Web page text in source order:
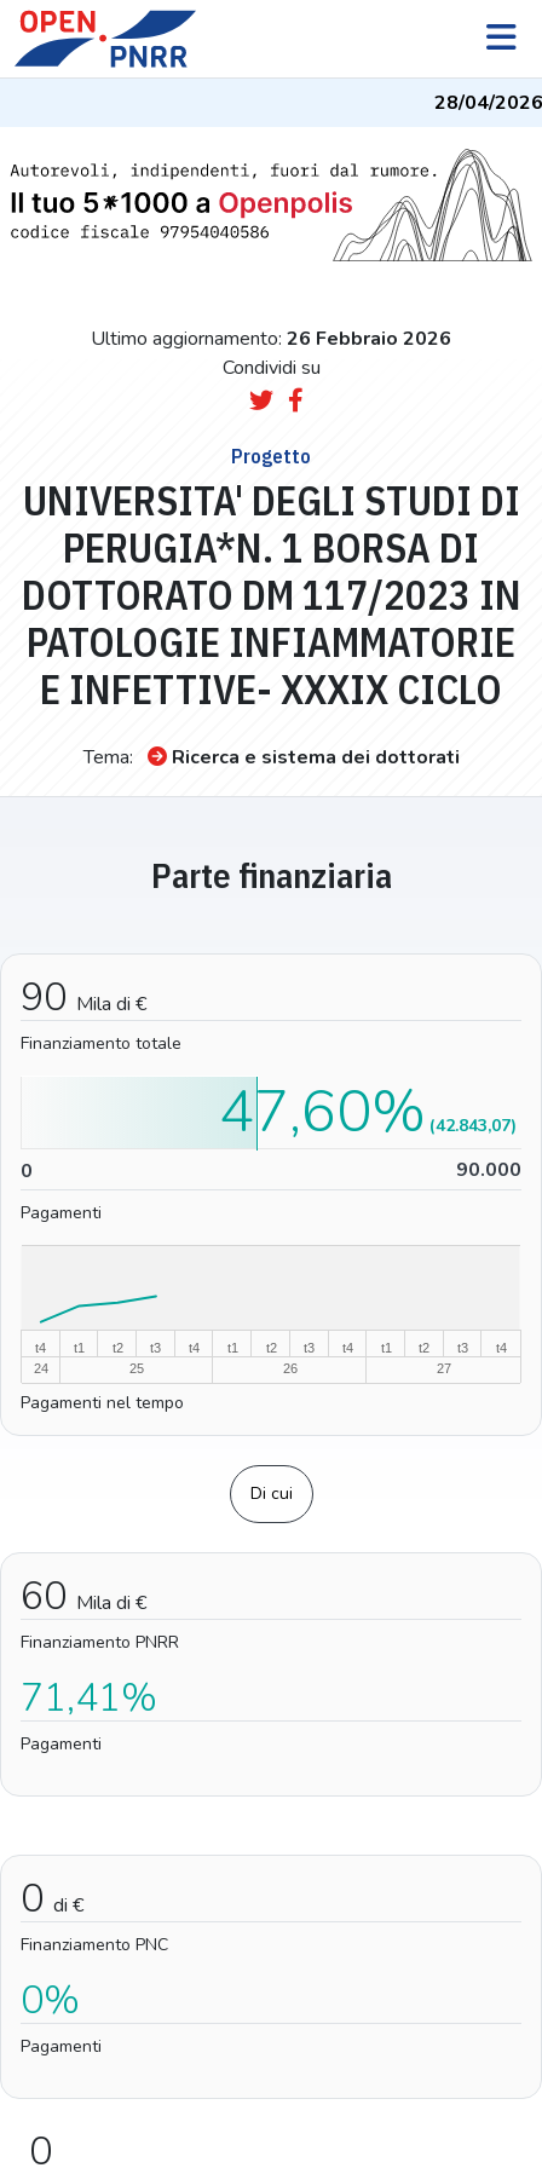
28/04/2026
Ultimo aggiornamento: 26 Febbraio 2026
Condividi su
Progetto
UNIVERSITA' DEGLI STUDI DI
PERUGIA*N. 1 BORSA DI
DOTTORATO DM 117/2023 IN
PATOLOGIE INFIAMMATORIE
E INFETTIVE- XXXIX CICLO
Tema: Ricerca e sistema dei dottorati
Parte finanziaria
90 Mila di €
Finanziamento totale
0 90.000
47,60% (42.843,07)
Pagamenti
t4
24
t1
25
t2 t3 t4
t1
26
t2 t3 t4
t1
27
t2 t3 t4
Pagamenti nel tempo
Di cui
60 Mila di €
Finanziamento PNRR
71,41%
Pagamenti
0 di €
Finanziamento PNC
0%
Pagamenti
0